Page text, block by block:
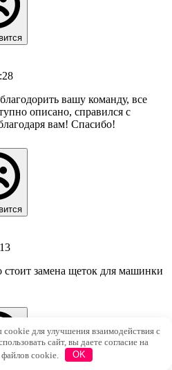
вашу команду, все
описано, справился с
вам! Спасибо!
замена щеток для машинки
cookie для улучшения взаимодействия с
сайт, вы даете согласие на
cookie.
OK